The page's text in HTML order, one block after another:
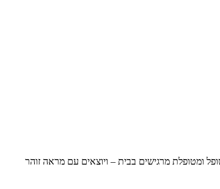
ומטופלת מרגישים בבית – ויוצאים עם מראה זוהר